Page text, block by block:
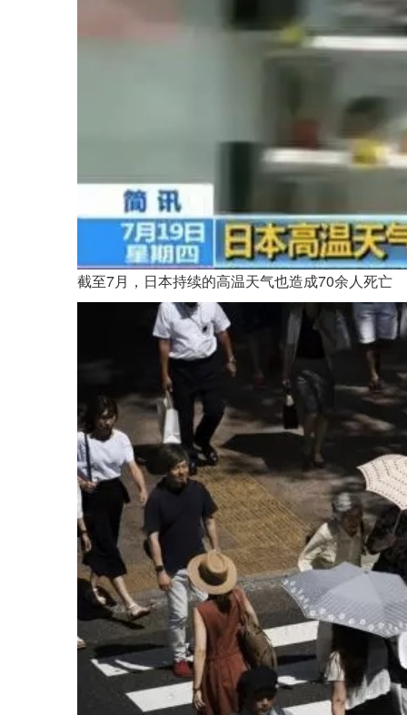
截至7月，日本持续的高温天气也造成70余人死亡